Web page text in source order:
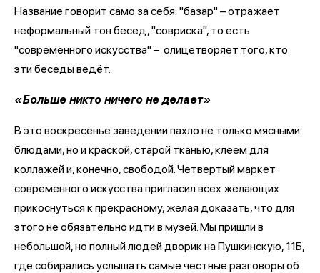
Название говорит само за себя: "базар" – отражает
неформальный тон бесед, "совриска", то есть
"современного искусства" – олицетворяет того, кто
эти беседы ведёт.
«Больше никто ничего не делает»
В это воскресенье заведении пахло не только мясными
блюдами, но и краской, старой тканью, клеем для
коллажей и, конечно, свободой. Четвертый маркет
современного искусства пригласил всех желающих
прикоснуться к прекрасному, желая доказать, что для
этого не обязательно идти в музей. Мы пришли в
небольшой, но полный людей дворик на Пушкинскую, 11Б,
где собирались услышать самые честные разговоры об